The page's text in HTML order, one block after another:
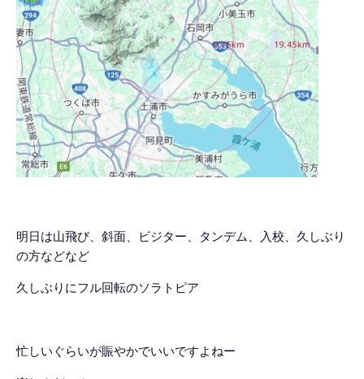
明日は山飛び、斜面、ビジター、タンデム、入校、久しぶり
の方などなど
久しぶりにフル回転のソラトピア
忙しいぐらいが賑やかでいいですよねー